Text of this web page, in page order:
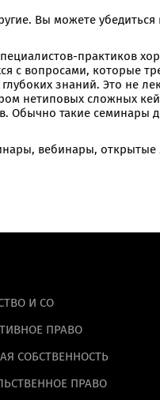
Вы можете убедиться
практиков
с вопросами, которые
знаний. Это не
нетиповых сложных
Обычно такие семинары
вебинары, открытые
И СО
ПРАВО
СОБСТВЕННОСТЬ
ПРАВО